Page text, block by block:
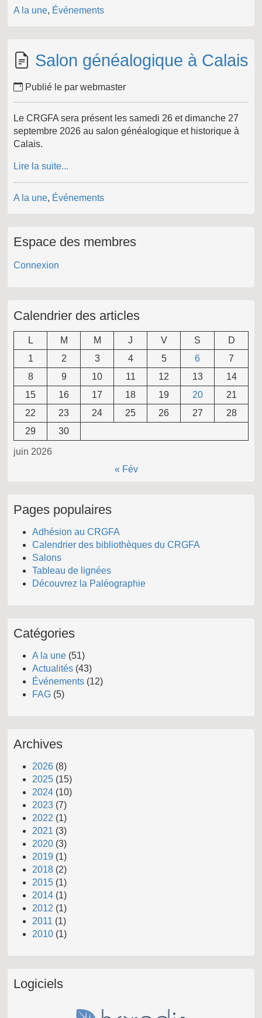
A la une, Événements
Salon généalogique à Calais
Publié le par webmaster
Le CRGFA sera présent les samedi 26 et dimanche 27
septembre 2026 au salon généalogique et historique à
Calais.
Lire la suite...
A la une, Événements
Espace des membres
Connexion
Calendrier des articles
juin 2026
L M M J V S
D
1
2 3 4 5 6
7
8
9 10 11 12 13
14
15
16 17 18 19 20
21
22
23 24 25 26 27
28
29
30
« Fév
Pages populaires
Adhésion au CRGFA
Calendrier des bibliothèques du CRGFA
Salons
Tableau de lignées
Découvrez la Paléographie
Catégories
A la une (51)
Actualités (43)
Événements (12)
FAG (5)
Archives
2026 (8)
2025 (15)
2024 (10)
2023 (7)
2022 (1)
2021 (3)
2020 (3)
2019 (1)
2018 (2)
2015 (1)
2014 (1)
2012 (1)
2011 (1)
2010 (1)
Logiciels